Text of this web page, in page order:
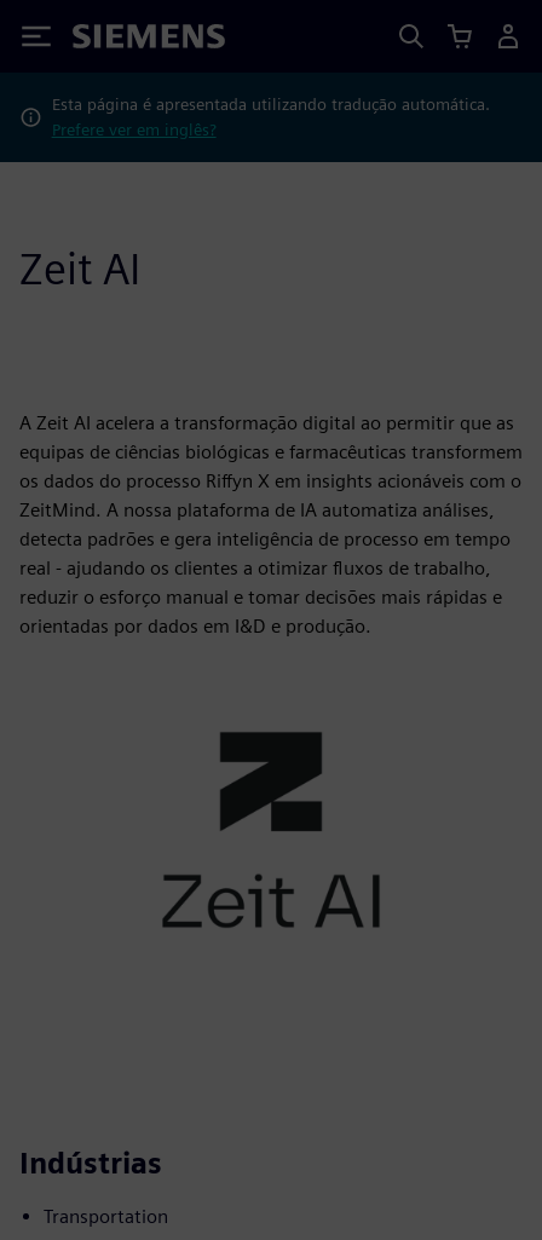
Siemens
Esta página é apresentada utilizando tradução automática.
Prefere ver em inglês?
Zeit AI
A Zeit AI acelera a transformação digital ao permitir que as
equipas de ciências biológicas e farmacêuticas transformem
os dados do processo Riffyn X em insights acionáveis com o
ZeitMind. A nossa plataforma de IA automatiza análises,
detecta padrões e gera inteligência de processo em tempo
real - ajudando os clientes a otimizar fluxos de trabalho,
reduzir o esforço manual e tomar decisões mais rápidas e
orientadas por dados em I&D e produção.
Indústrias
Transportation